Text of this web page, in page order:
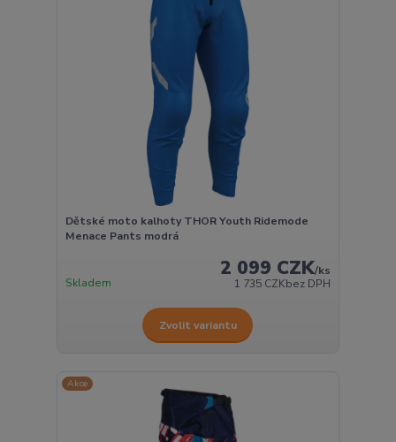
Dětské moto kalhoty THOR Youth Ridemode
Menace Pants modrá
2 099 CZK/ks
1 735 CZKbez DPH
Skladem
Zvolit variantu
Akce